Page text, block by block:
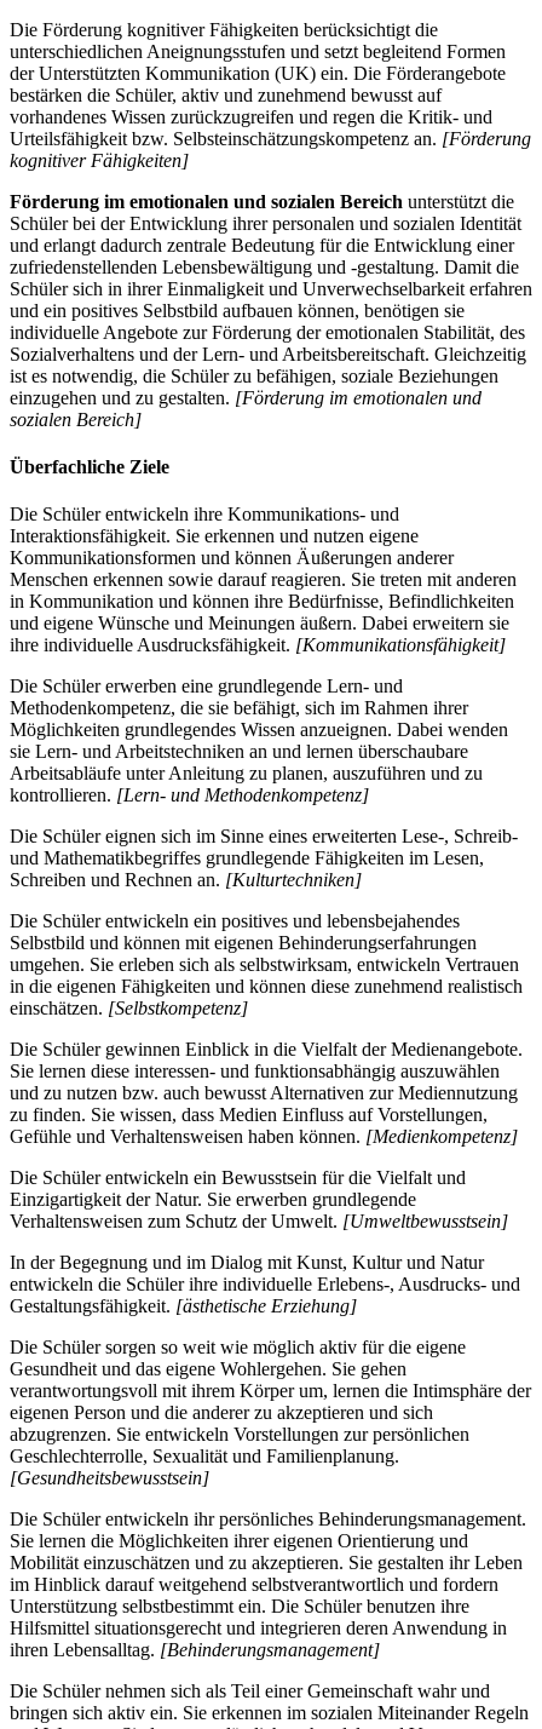
Die Förderung kognitiver Fähigkeiten berücksichtigt die
unterschiedlichen Aneignungsstufen und setzt begleitend Formen
der Unterstützten Kommunikation (UK) ein. Die Förderangebote
bestärken die Schüler, aktiv und zunehmend bewusst auf
vorhandenes Wissen zurückzugreifen und regen die Kritik- und
Urteilsfähigkeit bzw. Selbsteinschätzungskompetenz an. [Förderung
kognitiver Fähigkeiten]
Förderung im emotionalen und sozialen Bereich unterstützt die
Schüler bei der Entwicklung ihrer personalen und sozialen Identität
und erlangt dadurch zentrale Bedeutung für die Entwicklung einer
zufriedenstellenden Lebensbewältigung und -gestaltung. Damit die
Schüler sich in ihrer Einmaligkeit und Unverwechselbarkeit erfahren
und ein positives Selbstbild aufbauen können, benötigen sie
individuelle Angebote zur Förderung der emotionalen Stabilität, des
Sozialverhaltens und der Lern- und Arbeitsbereitschaft. Gleichzeitig
ist es notwendig, die Schüler zu befähigen, soziale Beziehungen
einzugehen und zu gestalten. [Förderung im emotionalen und
sozialen Bereich]
Überfachliche Ziele
Die Schüler entwickeln ihre Kommunikations- und
Interaktionsfähigkeit. Sie erkennen und nutzen eigene
Kommunikationsformen und können Äußerungen anderer
Menschen erkennen sowie darauf reagieren. Sie treten mit anderen
in Kommunikation und können ihre Bedürfnisse, Befindlichkeiten
und eigene Wünsche und Meinungen äußern. Dabei erweitern sie
ihre individuelle Ausdrucksfähigkeit. [Kommunikationsfähigkeit]
Die Schüler erwerben eine grundlegende Lern- und
Methodenkompetenz, die sie befähigt, sich im Rahmen ihrer
Möglichkeiten grundlegendes Wissen anzueignen. Dabei wenden
sie Lern- und Arbeitstechniken an und lernen überschaubare
Arbeitsabläufe unter Anleitung zu planen, auszuführen und zu
kontrollieren. [Lern- und Methodenkompetenz]
Die Schüler eignen sich im Sinne eines erweiterten Lese-, Schreib-
und Mathematikbegriffes grundlegende Fähigkeiten im Lesen,
Schreiben und Rechnen an. [Kulturtechniken]
Die Schüler entwickeln ein positives und lebensbejahendes
Selbstbild und können mit eigenen Behinderungserfahrungen
umgehen. Sie erleben sich als selbstwirksam, entwickeln Vertrauen
in die eigenen Fähigkeiten und können diese zunehmend realistisch
einschätzen. [Selbstkompetenz]
Die Schüler gewinnen Einblick in die Vielfalt der Medienangebote.
Sie lernen diese interessen- und funktionsabhängig auszuwählen
und zu nutzen bzw. auch bewusst Alternativen zur Mediennutzung
zu finden. Sie wissen, dass Medien Einfluss auf Vorstellungen,
Gefühle und Verhaltensweisen haben können. [Medienkompetenz]
Die Schüler entwickeln ein Bewusstsein für die Vielfalt und
Einzigartigkeit der Natur. Sie erwerben grundlegende
Verhaltensweisen zum Schutz der Umwelt. [Umweltbewusstsein]
In der Begegnung und im Dialog mit Kunst, Kultur und Natur
entwickeln die Schüler ihre individuelle Erlebens-, Ausdrucks- und
Gestaltungsfähigkeit. [ästhetische Erziehung]
Die Schüler sorgen so weit wie möglich aktiv für die eigene
Gesundheit und das eigene Wohlergehen. Sie gehen
verantwortungsvoll mit ihrem Körper um, lernen die Intimsphäre der
eigenen Person und die anderer zu akzeptieren und sich
abzugrenzen. Sie entwickeln Vorstellungen zur persönlichen
Geschlechterrolle, Sexualität und Familienplanung.
[Gesundheitsbewusstsein]
Die Schüler entwickeln ihr persönliches Behinderungsmanagement.
Sie lernen die Möglichkeiten ihrer eigenen Orientierung und
Mobilität einzuschätzen und zu akzeptieren. Sie gestalten ihr Leben
im Hinblick darauf weitgehend selbstverantwortlich und fordern
Unterstützung selbstbestimmt ein. Die Schüler benutzen ihre
Hilfsmittel situationsgerecht und integrieren deren Anwendung in
ihren Lebensalltag. [Behinderungsmanagement]
Die Schüler nehmen sich als Teil einer Gemeinschaft wahr und
bringen sich aktiv ein. Sie erkennen im sozialen Miteinander Regeln